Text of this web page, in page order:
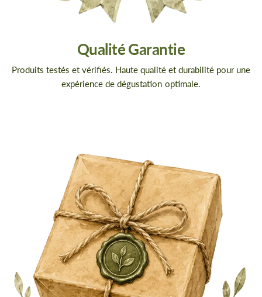
Qualité Garantie
Produits testés et vérifiés. Haute qualité et durabilité pour une
expérience de dégustation optimale.